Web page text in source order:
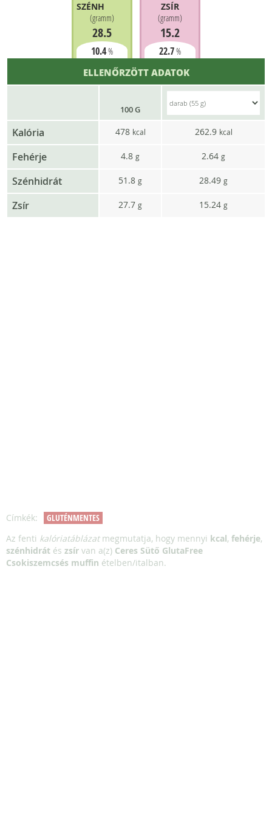
SZÉNHIDRÁT
(gramm)
28.5
10.4%
ZSÍR
(gramm)
15.2
22.7%
ELLENŐRZÖTT ADATOK
100 G
Kalória 478 kcal 262.9 kcal
Fehérje 4.8 g 2.64 g
Szénhidrát 51.8 g 28.49 g
Zsír 27.7 g 15.24 g
Címkék:
GLUTÉNMENTES
Az fenti kalóriatáblázatmegmutatja, hogy mennyi kcal, fehérje,
szénhidrát és zsír van a(z) Ceres Sütő GlutaFree
Csokiszemcsés muffin ételben/italban.